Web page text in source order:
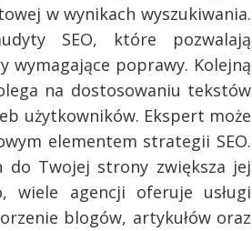
w wynikach wyszukiwania.
SEO, które pozwalają
wymagające poprawy. Kolejną
na dostosowaniu tekstów
użytkowników. Ekspert może
elementem strategii SEO.
do Twojej strony zwiększa jej
wiele agencji oferuje usługi
blogów, artykułów oraz